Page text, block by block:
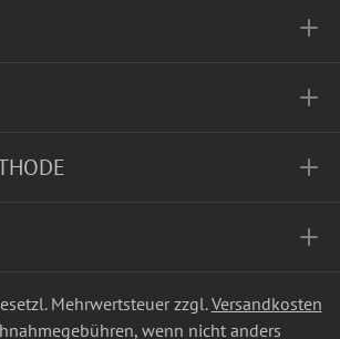
Mehrwertsteuer zzgl.Versandkosten
wenn nicht anders